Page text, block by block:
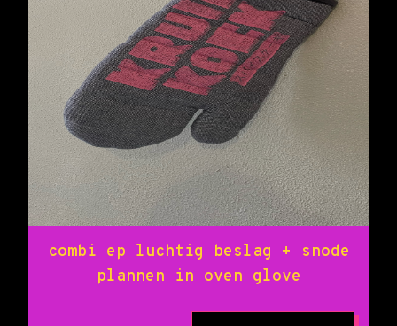
combi ep luchtig beslag + snode
plannen in oven glove